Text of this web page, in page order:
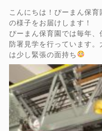
こんにちは！ぴーまん保育
の様子をお届けします！
ぴーまん保育園では毎年
防署見学を行っています
は少し緊張の面持ち